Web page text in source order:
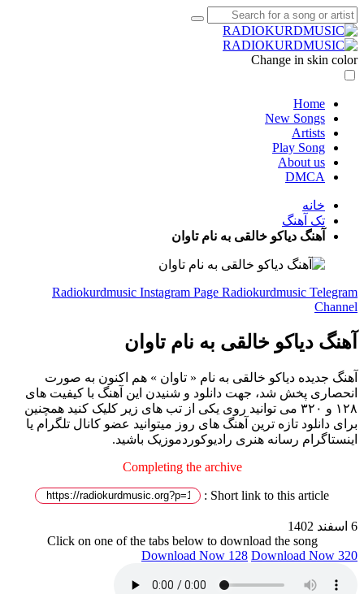
Change in skin color
Home
New Songs
Artists
Play Song
About us
DMCA
خانه
تک آهنگ
آهنگ دیاکو خالقی به نام تاوان
Radiokurdmusic Instagram Page Radiokurdmusic Telegram
Channel
آهنگ دیاکو خالقی به نام تاوان
آهنگ جدیده دیاکو خالقی به نام « تاوان » هم اکنون به صورت
انحصاری پخش شد، جهت دانلود و شنیدن این آهنگ با کیفیت های
۱۲۸ و ۳۲۰ می توانید روی یکی از تب های زیر کلیک کنید همچنین
برای دانلود تازه ترین آهنگ های روز میتوانید عضو کانال تلگرام یا
اینستاگرام رسانه هنری رادیوکوردموزیک باشید.
Completing the archive
Short link to this article :
6 اسفند 1402
Click on one of the tabs below to download the song
Download Now 128 Download Now 320